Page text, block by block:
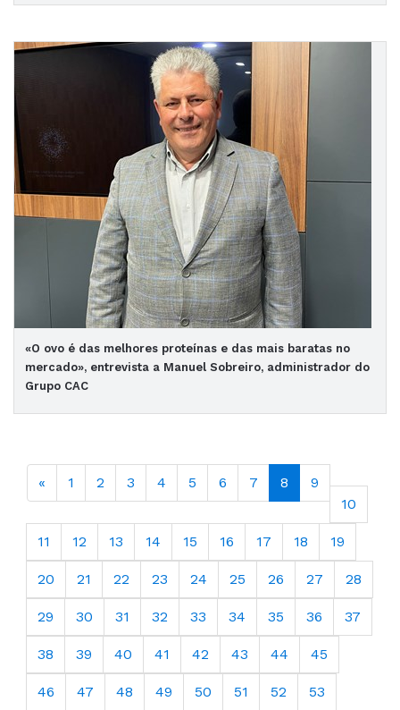
«O ovo é das melhores proteínas e das mais baratas no
mercado», entrevista a Manuel Sobreiro, administrador do
Grupo CAC
« 1 2 3 4 5 6 7 8
9
10
11 12 13 14 15 16 17 18 19
20 21 22 23 24 25 26 27 28
29 30 31 32 33 34 35 36 37
38 39 40 41 42 43 44 45
46 47 48 49 50 51 52 53